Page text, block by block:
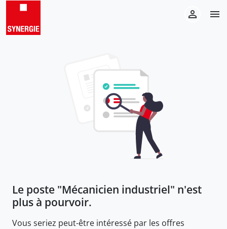
Le poste "Mécanicien industriel" n'est
plus à pourvoir.
Vous seriez peut-être intéressé par les offres